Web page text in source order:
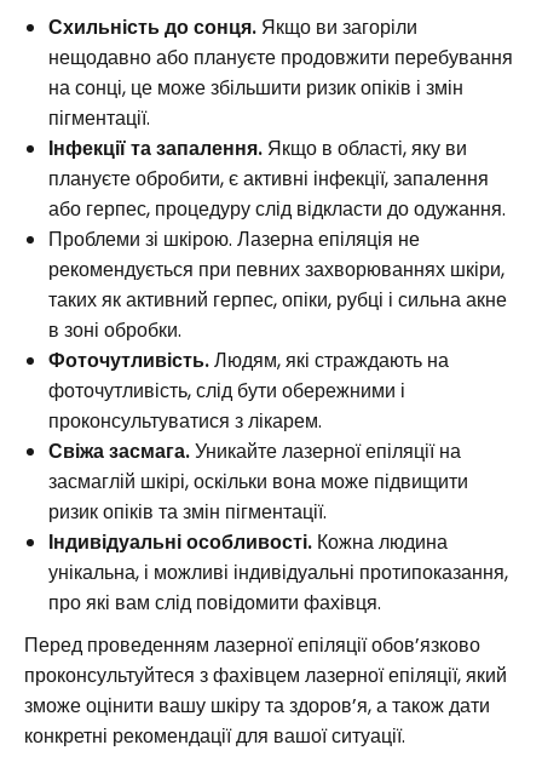
Схильність до сонця. Якщо ви загоріли
нещодавно або плануєте продовжити перебування
на сонці, це може збільшити ризик опіків і змін
пігментації.
Інфекції та запалення. Якщо в області, яку ви
плануєте обробити, є активні інфекції, запалення
або герпес, процедуру слід відкласти до одужання.
Проблеми зі шкірою. Лазерна епіляція не
рекомендується при певних захворюваннях шкіри,
таких як активний герпес, опіки, рубці і сильна акне
в зоні обробки.
Фоточутливість.Людям, які страждають на
фоточутливість, слід бути обережними і
проконсультуватися з лікарем.
Свіжа засмага.Уникайте лазерної епіляції на
засмаглій шкірі, оскільки вона може підвищити
ризик опіків та змін пігментації.
Індивідуальні особливості. Кожна людина
унікальна, і можливі індивідуальні протипоказання,
про які вам слід повідомити фахівця.
Перед проведенням лазерної епіляції обов’язково
проконсультуйтеся з фахівцем лазерної епіляції, який
зможе оцінити вашу шкіру та здоров’я, а також дати
конкретні рекомендації для вашої ситуації.